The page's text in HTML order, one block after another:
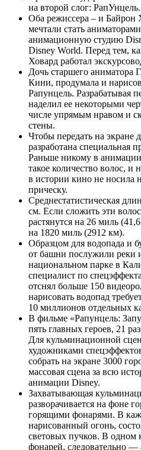
на второй слог: РапУнцель.
Оба режиссера – и Байрон
мечтали стать
анимационную студию
Disney World. Перед тем,
Ховард работал
Дочь старшего аниматора
Кини, продумала и
Рапунцель. Разрабатывая
наделил ее некоторыми
числе упрямым нравом и
стены.
Чтобы передать на экране
разработана специальная
Раньше никому в
такое количество волос, и
в истории кино не носила
прическу.
Среднестатистическая
см. Если сложить эти
растянутся на 26 миль
на 1820 миль (2912 км).
Образцом для водопада и
от башни послужили реки
национальном парке в
специалист по
отснял больше 150
нарисовать водопад
10 миллионов отдельных
В фильме «Рапунцель:
пять главных героев, 21
Для кульминационной
художниками
собрать на экране 3000
массовая сцена за всю
анимации Disney.
Захватывающая
разворачивается на фоне
горящими фонарями. В
нарисованный огонь,
световых пучков. В одном
фонарей, следовательно